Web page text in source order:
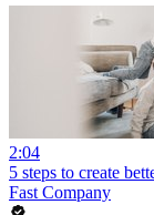
2:04
5 steps to create
Fast Company